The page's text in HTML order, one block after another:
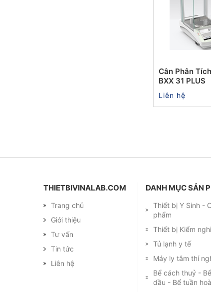
Cân Phân
BXX 31 PLUS
Liên hệ
THIETBIVINALAB.COM
Trang chủ
Giới thiệu
Tư vấn
Tin tức
Liên hệ
DANH MỤC SẢN
Thiết bị Y Sinh -
phẩm
Thiết bị Kiểm
Tủ lạnh y tế
Máy ly tâm thí
Bể cách thuỷ -
dầu - Bể tuần